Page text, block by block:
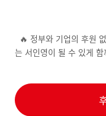
🔥 정부와 기업의 후원
는 서인영이 될 수 있게 함